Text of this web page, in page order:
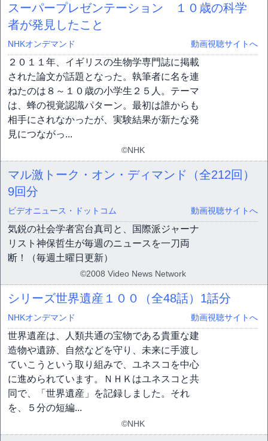
スーパープレゼンテーション １０歳の科学
者が発見したこと
NHKオンデマンド 動画視聴サイトへ
２０１１年、イギリスの生物学専門誌に掲載
された論文が話題となった。執筆者に名を連
ねたのは８～１０歳の小学生２５人。テーマ
は、蜂の視覚認識パターン。最初は誰からも
相手にされなかったが、実験結果が新たな発
見につながっ...
©NHK
マル激トーク・オン・ディマンド（全212回）
9回分
ビデオニュース・ドットコム 動画視聴サイトへ
気鋭の社会学者宮台真司と、国際派ジャーナ
リスト神保哲生が毎週のニュースを一刀両
断！（毎週土曜日更新）
©2008 Video News Network
シリーズ世界遺産１００（全48話） 1話分
NHKオンデマンド 動画視聴サイトへ
世界遺産は、人類共通の宝物である貴重な建
造物や遺跡、自然などを守り、未来に手渡し
ていこうという取り組みで、ユネスコを中心
に進められています。ＮＨＫはユネスコと共
同で、「世界遺産」を記録しました。それ
を、５分の短編...
©NHK